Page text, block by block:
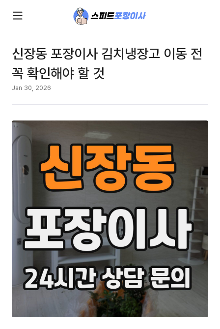
신장동 포장이사 김치냉장고 이동 전
꼭 확인해야 할 것
Jan 30, 2026